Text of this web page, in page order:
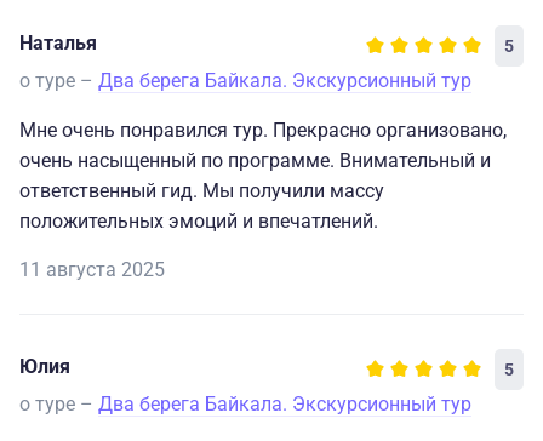
Наталья 5
о туре – Два берега Байкала. Экскурсионный тур
Мне очень понравился тур. Прекрасно организовано,
очень насыщенный по программе. Внимательный и
ответственный гид. Мы получили массу
положительных эмоций и впечатлений.
11 августа 2025
Юлия 5
о туре – Два берега Байкала. Экскурсионный тур